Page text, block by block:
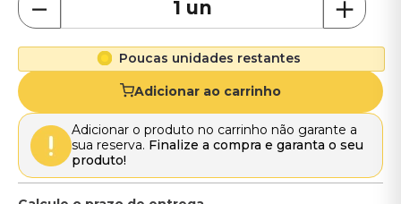
Poucas unidades restantes
Adicionar ao carrinho
Adicionar o produto no carrinho não garante a
sua reserva. Finalize a compra e garanta o seu
produto!